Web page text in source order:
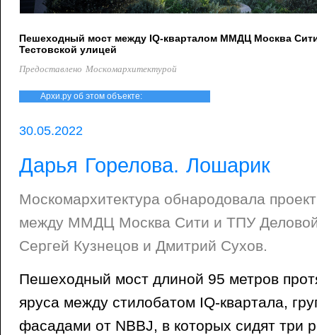
Пешеходный мост между IQ-кварталом ММДЦ Москва
Тестовской улицей
Предоставлено Москомархитектурой
Архи.ру об этом объекте:
30.05.2022
Дарья Горелова. Лошарик
Москомархитектура обнародовала
между ММДЦ Москва Сити и ТПУ
Сергей Кузнецов и Дмитрий Сухов.
Пешеходный мост длиной 95 метров
яруса между стилобатом IQ-квартала,
фасадами от NBBJ, в которых сидят три